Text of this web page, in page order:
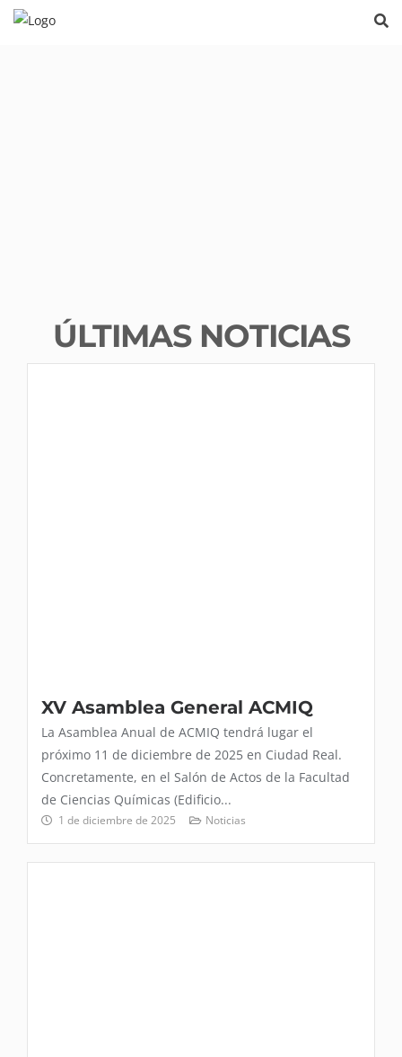
ÚLTIMAS NOTICIAS
XV Asamblea General ACMIQ
La Asamblea Anual de ACMIQ tendrá lugar el
próximo 11 de diciembre de 2025 en Ciudad Real.
Concretamente, en el Salón de Actos de la Facultad
de Ciencias Químicas (Edificio...
1 de diciembre de 2025 Noticias